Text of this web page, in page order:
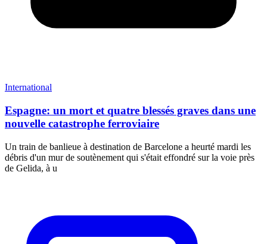
International
Espagne: un mort et quatre blessés graves dans une
nouvelle catastrophe ferroviaire
Un train de banlieue à destination de Barcelone a heurté mardi les
débris d'un mur de soutènement qui s'était effondré sur la voie près
de Gelida, à u